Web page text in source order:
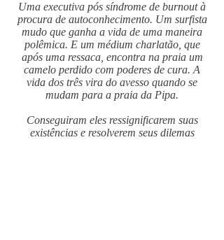
Uma executiva pós síndrome de burnout à
procura de autoconhecimento. Um surfista
mudo que ganha a vida de uma maneira
polêmica. E um médium charlatão, que
após uma ressaca, encontra na praia um
camelo perdido com poderes de cura. A
vida dos três vira do avesso quando se
mudam para a praia da Pipa.
Conseguiram eles ressignificarem suas
existências e resolverem seus dilemas